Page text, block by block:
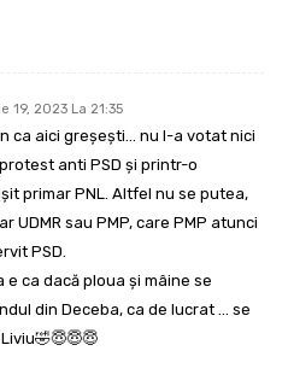
19, 2023 La 21:35
ca aici greșești… nu l-a votat nici
anti PSD și printr-o
primar PNL. Altfel nu se putea,
UDMR sau PMP, care PMP atunci
PSD.
e ca dacă ploua și mâine se
din Deceba, ca de lucrat … se